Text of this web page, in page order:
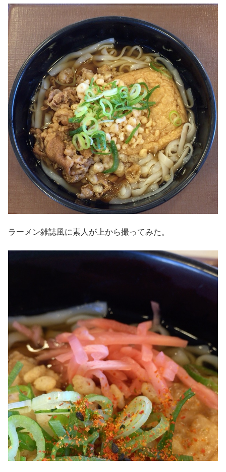
ラーメン雑誌風に素人が上から撮ってみた。